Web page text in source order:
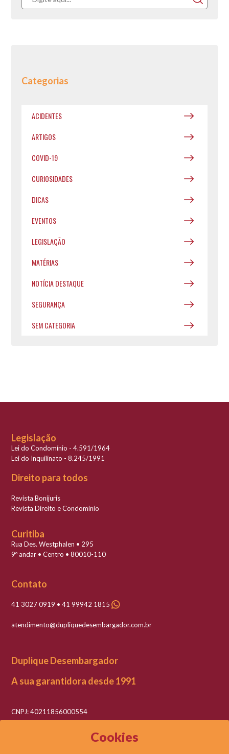
Cookies
Categorias
ACIDENTES
ARTIGOS
COVID-19
CURIOSIDADES
DICAS
EVENTOS
LEGISLAÇÃO
MATÉRIAS
NOTÍCIA DESTAQUE
SEGURANÇA
SEM CATEGORIA
Legislação
Lei do Condomínio - 4.591/1964
Lei do Inquilinato - 8.245/1991
Direito para todos
Revista Bonijuris
Revista Direito e Condomínio
Curitiba
Rua Des. Westphalen • 295
9º andar • Centro • 80010-110
Contato
41 3027 0919 • 41 99942 1815
atendimento@dupliquedesembargador.com.br
Duplique Desembargador
A sua garantidora desde 1991
CNPJ: 40211856000554
Razão social: Duplique Desembargador LTDA